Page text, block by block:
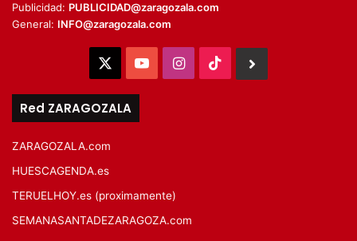
Publicidad: PUBLICIDAD@zaragozala.com
General: INFO@zaragozala.com
YouTubeInstagram
TikTok
Red ZARAGOZALA
ZARAGOZALA.com
HUESCAGENDA.es
TERUELHOY.es (proximamente)
SEMANASANTADEZARAGOZA.com